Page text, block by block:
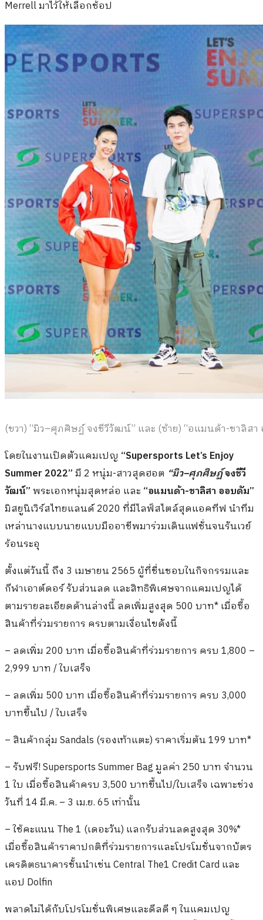
Merrell มาไว้ให้เลือกช้อป
(ขวา) “มิว–ศุภศิษฏ์ จงชีวีวัฒน์” และ (ซ้าย) “อแมนด้า-ชาลิส
โดยในงานเปิดตัวแคมเปญ “Supersports Let’s Enjoy
Summer 2022”มี 2 หนุ่ม-สาวสุดฮอต “มิว–ศุภศิษฏ์จงชีวี
วัฒน์”พระเอกหนุ่มสุดหล่อ และ “อแมนด้า-ชาลิสา ออบดัม”
มิสยูนิเวิร์สไทยแลนด์ 2020 ที่มีไลฟ์สไตล์สุดแอคทีฟ นำทีม
เหล่านางแบบนายแบบมืออาชีพมาร่วมเดินแฟชั่นจนรันเวย์
ร้อนระอุ
ตั้งแต่วันนี้ ถึง 3 เมษายน 2565 ผู้ที่ชื่นชอบในกิจกรรมและ
กีฬาเอาต์ดอร์ รับส่วนลด และสิทธิพิเศษจากแคมเปญได้
ตามรายละเอียดด้านล่างนี้ ลดเพิ่มสูงสุด 500 บาท* เมื่อซื้อ
สินค้าที่ร่วมรายการ ครบตามเงื่อนไขดังนี้
– ลดเพิ่ม 200 บาท เมื่อซื้อสินค้าที่ร่วมรายการ ครบ 1,800 –
2,999 บาท / ใบเสร็จ
– ลดเพิ่ม 500 บาท เมื่อซื้อสินค้าที่ร่วมรายการ ครบ 3,000
บาทขึ้นไป / ใบเสร็จ
– สินค้ากลุ่ม Sandals (รองเท้าแตะ) ราคาเริ่มต้น 199 บาท*
– รับฟรี! Supersports Summer Bag มูลค่า 250 บาท จำนวน
1 ใบ เมื่อซื้อสินค้าครบ 3,500 บาทขึ้นไป/ใบเสร็จ เฉพาะช่วง
วันที่ 14 มี.ค. – 3 เม.ย. 65 เท่านั้น
– ใช้คะแนน The 1 (เดอะวัน) แลกรับส่วนลดสูงสุด 30%*
เมื่อซื้อสินค้าราคาปกติที่ร่วมรายการและโปรโมชั่นจากบัตร
เครดิตธนาคารชั้นนำเช่น Central The1 Credit Card และ
แอป Dolfin
พลาดไม่ได้กับโปรโมชั่นพิเศษและดีลดี ๆ ในแคมเปญ